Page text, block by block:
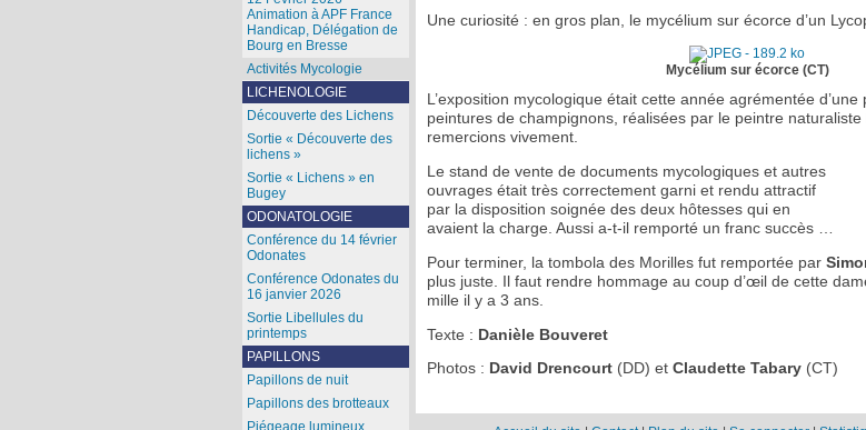
Une curiosité : en gros plan, le mycélium sur écorce d’un
Mycélium sur écorce (CT)
L’exposition mycologique était cette année agrémentée
peintures de champignons, réalisées par le peintre naturaliste
remercions vivement.
Le stand de vente de documents mycologiques et autres
ouvrages était très correctement garni et rendu attractif
par la disposition soignée des deux hôtesses qui en
avaient la charge. Aussi a-t-il remporté un franc succès …
Pour terminer, la tombola des Morilles fut remportée par
plus juste. Il faut rendre hommage au coup d’œil de cette
mille il y a 3 ans.
Texte : Danièle Bouveret
Photos : David Drencourt(DD) et Claudette Tabary(CT)
Animation à APF France
Handicap, Délégation de
Bourg en Bresse
Activités Mycologie
LICHENOLOGIE
Découverte des Lichens
Sortie « Découverte des
lichens »
Sortie « Lichens » en
Bugey
ODONATOLOGIE
Conférence du 14 février
Odonates
Conférence Odonates du
16 janvier 2026
Sortie Libellules du
printemps
PAPILLONS
Papillons de nuit
Papillons des brotteaux